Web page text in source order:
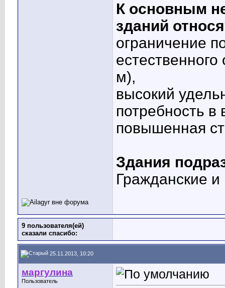
К основным
зданий
ограничение
м),
высокий
потребность в
повышенная
Здания
Гражданские
9 пользователя(ей)
сказали cпасибо:
25.11.2013, 10:20
маргулина
Пользователь